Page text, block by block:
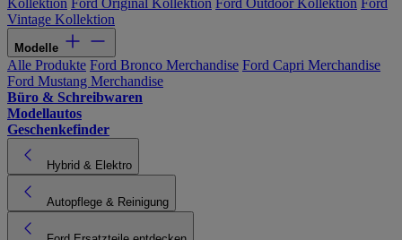
Vintage Kollektion
Modelle
Alle Produkte Ford Bronco Merchandise Ford Capri Merchandise
Ford Mustang Merchandise
Büro & Schreibwaren
Modellautos
Geschenkefinder
Hybrid & Elektro
Autopflege & Reinigung